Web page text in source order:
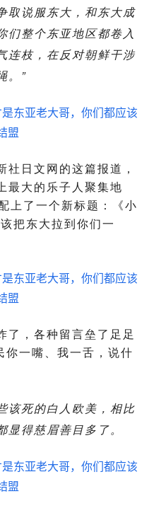
取说服东大，和东大成
们整个东亚地区都卷入
连枝，在反对朝鲜干涉
。”
日文网的这篇报道，
最大的乐子人聚集地
了一个新标题：《小
把东大拉到你们一
了，各种留言垒了足足
一嘴、我一舌，说什
该死的白人欧美，相比
得慈眉善目多了。